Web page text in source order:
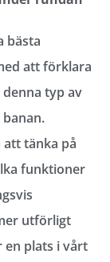
bästa
att förklara
typ av
tänka på
funktioner
utförligt
en plats i vårt